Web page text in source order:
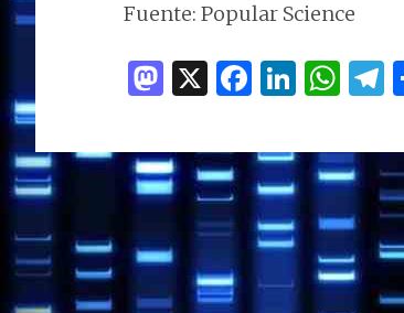
Fuente: Popular Science
M
to
d
o
n
X F
ce
b
o
o
k
Li
k
e
dI
n
W
at
s
A
p
p
e
g